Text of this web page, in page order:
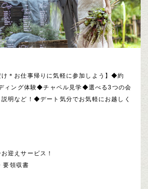
け＊お仕事帰りに気軽に参加しよう】◆約
ィング体験◆チャペル見学◆選べる3つの会
明など！◆デート気分でお気軽にお越しく
迎えサービス！
領収書